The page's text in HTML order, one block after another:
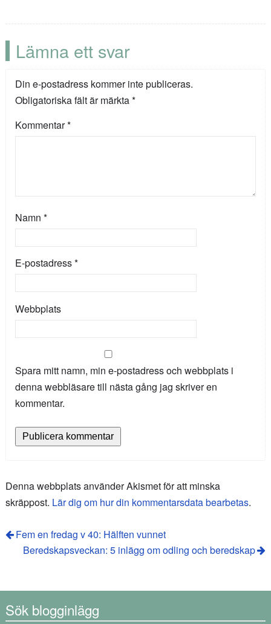
Lämna ett svar
Din e-postadress kommer inte publiceras.
Obligatoriska fält är märkta*
Kommentar*
Namn *
E-postadress*
Webbplats
Spara mitt namn, min e-postadress och webbplats i
denna webbläsare till nästa gång jag skriver en
kommentar.
Denna webbplats använder Akismet för att minska
skräppost. Lär dig om hur din kommentarsdata bearbetas.
Fem en fredag v 40: Hälften vunnet
Beredskapsveckan: 5 inlägg om odling och beredskap
Sök blogginlägg